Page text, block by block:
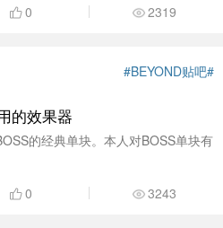
0 2319
#BEYOND贴吧#
的效果器
的经典单块。本人对BOSS单块有
0 3243